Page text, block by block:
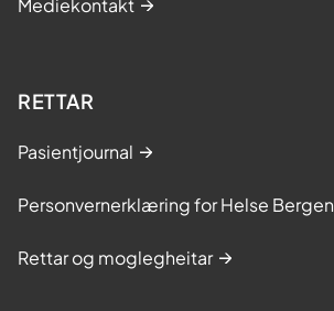
RETTAR
Pasientjournal
Personvernerklæring for Helse Bergen
Rettar og moglegheitar